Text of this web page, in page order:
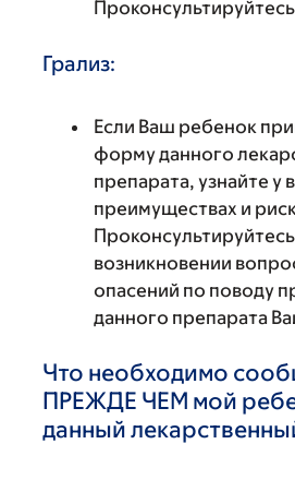
Грализ:
Если Ваш ребенок
форму данного
препарата, узнайте у
преимуществах и
возникновении
опасений по поводу
данного препарата
Что необходимо
ПРЕЖДЕ ЧЕМ мой
данный